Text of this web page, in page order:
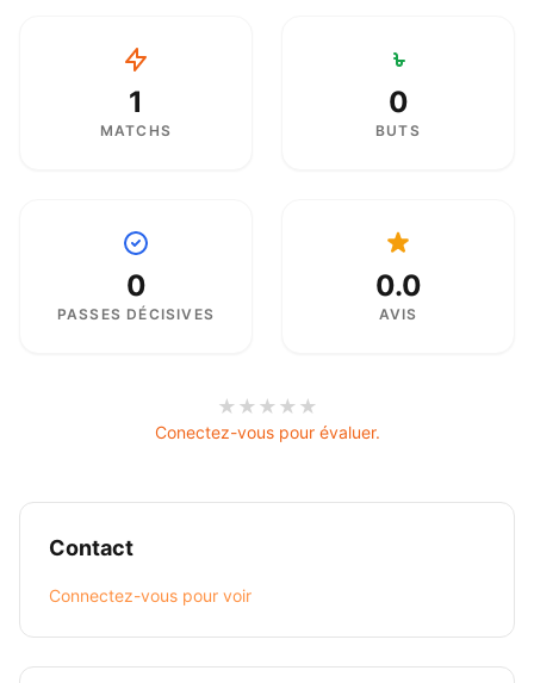
1
MATCHS
0
BUTS
0
PASSES DÉCISIVES
0.0
AVIS
★ ★ ★ ★ ★
Conectez-vous pour évaluer.
Contact
Connectez-vous pour voir